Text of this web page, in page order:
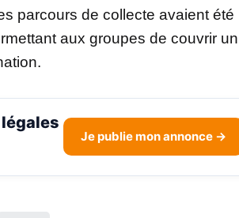
parcours de collecte avaient été
aux groupes de couvrir un
Je publie mon annonce →